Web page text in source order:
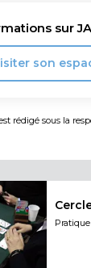
sur
son
rédigé sous la